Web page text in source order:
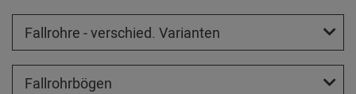
Fallrohre - verschied. Varianten
Fallrohrbögen